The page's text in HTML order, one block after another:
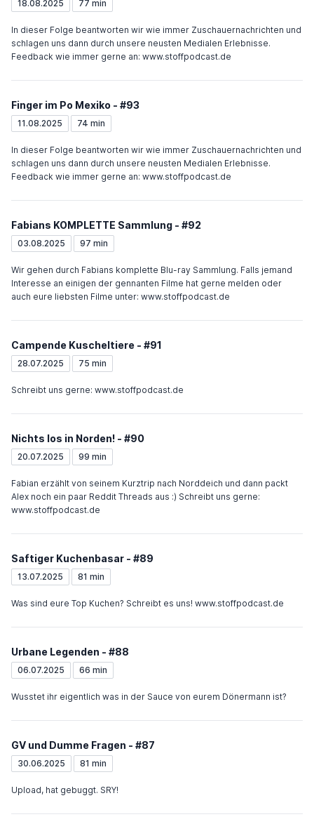
18.08.2025 77 min
In dieser Folge beantworten wir wie immer Zuschauernachrichten und
schlagen uns dann durch unsere neusten Medialen Erlebnisse.
Feedback wie immer gerne an: www.stoffpodcast.de
Finger im Po Mexiko - #93
11.08.2025 74 min
In dieser Folge beantworten wir wie immer Zuschauernachrichten und
schlagen uns dann durch unsere neusten Medialen Erlebnisse.
Feedback wie immer gerne an: www.stoffpodcast.de
Fabians KOMPLETTE Sammlung - #92
03.08.2025 97 min
Wir gehen durch Fabians komplette Blu-ray Sammlung. Falls jemand
Interesse an einigen der gennanten Filme hat gerne melden oder
auch eure liebsten Filme unter: www.stoffpodcast.de
Campende Kuscheltiere - #91
28.07.2025 75 min
Schreibt uns gerne: www.stoffpodcast.de
Nichts los in Norden! - #90
20.07.2025 99 min
Fabian erzählt von seinem Kurztrip nach Norddeich und dann packt
Alex noch ein paar Reddit Threads aus :) Schreibt uns gerne:
www.stoffpodcast.de
Saftiger Kuchenbasar - #89
13.07.2025 81 min
Was sind eure Top Kuchen? Schreibt es uns! www.stoffpodcast.de
Urbane Legenden - #88
06.07.2025 66 min
Wusstet ihr eigentlich was in der Sauce von eurem Dönermann ist?
GV und Dumme Fragen - #87
30.06.2025 81 min
Upload, hat gebuggt. SRY!